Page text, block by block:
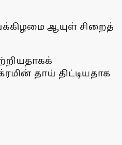
ஆயுள் சிறைத்
தாய் திட்டியதாக